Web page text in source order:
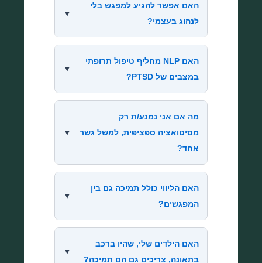
האם אפשר להגיע למפגש בלי
לנהוג בעצמי?
▼
האם NLP מחליף טיפול תרופתי
במצבים של PTSD?
▼
מה אם אני נמנע/ת רק
מסיטואציה ספציפית, למשל גשר
אחד?
▼
האם הליווי כולל תמיכה גם בין
המפגשים?
▼
האם הילדים שלי, שהיו ברכב
בתאונה, צריכים גם הם תמיכה?
▼